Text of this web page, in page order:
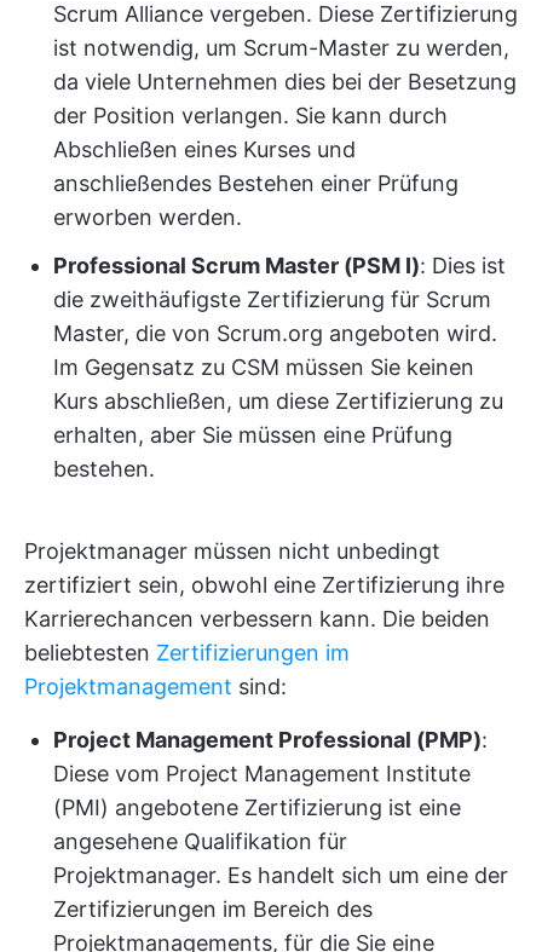
Scrum Alliance vergeben. Diese Zertifizierung
ist notwendig, um Scrum-Master zu werden,
da viele Unternehmen dies bei der Besetzung
der Position verlangen. Sie kann durch
Abschließen eines Kurses und
anschließendes Bestehen einer Prüfung
erworben werden.
Professional Scrum Master (PSM I): Dies ist
die zweithäufigste Zertifizierung für Scrum
Master, die von Scrum.org angeboten wird.
Im Gegensatz zu CSM müssen Sie keinen
Kurs abschließen, um diese Zertifizierung zu
erhalten, aber Sie müssen eine Prüfung
bestehen.
Projektmanager müssen nicht unbedingt
zertifiziert sein, obwohl eine Zertifizierung ihre
Karrierechancen verbessern kann. Die beiden
beliebtesten Zertifizierungen im
Projektmanagement sind:
Project Management Professional (PMP):
Diese vom Project Management Institute
(PMI) angebotene Zertifizierung ist eine
angesehene Qualifikation für
Projektmanager. Es handelt sich um eine der
Zertifizierungen im Bereich des
Projektmanagements, für die Sie eine